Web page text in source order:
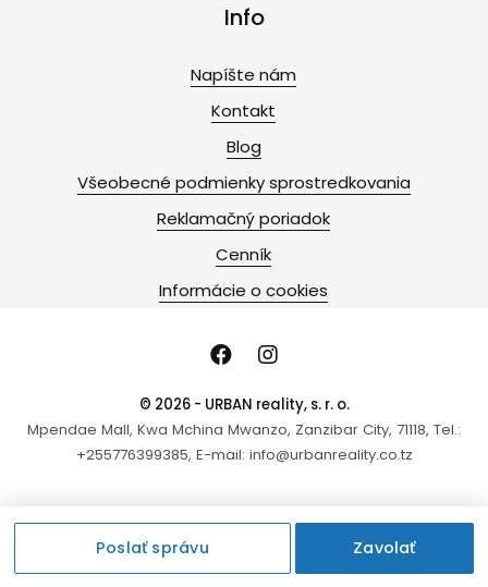
Poslať správu Zavolať
Info
Napíšte nám
Kontakt
Blog
Všeobecné podmienky sprostredkovania
Reklamačný poriadok
Cenník
Informácie o cookies
© 2026 - URBAN reality, s. r. o.
Mpendae Mall, Kwa Mchina Mwanzo, Zanzibar City, 71118, Tel.:
+255776399385, E-mail: info@urbanreality.co.tz